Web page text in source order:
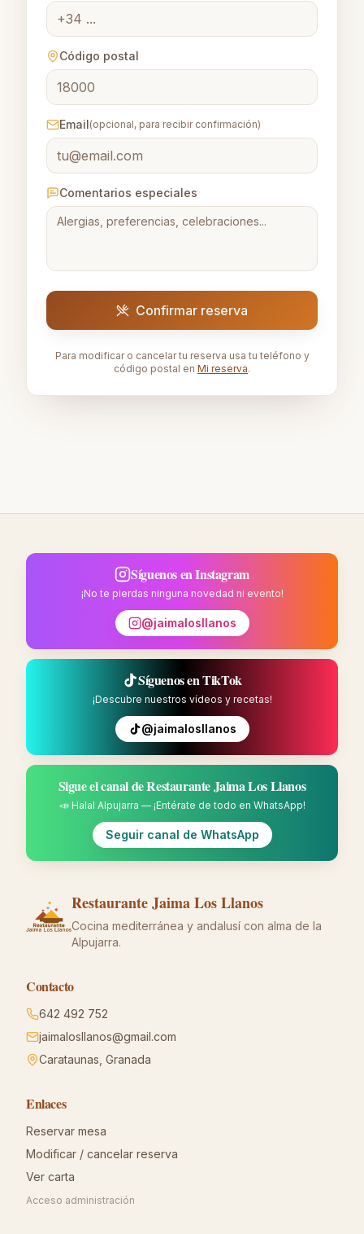
Código postal
Email(opcional, para recibir confirmación)
Comentarios especiales
Confirmar reserva
Para modificar o cancelar tu reserva usa tu teléfono y
código postal en Mi reserva.
Síguenos en Instagram
¡No te pierdas ninguna novedad ni evento!
@jaimalosllanos
Síguenos en TikTok
¡Descubre nuestros vídeos y recetas!
@jaimalosllanos
Sigue el canal de Restaurante Jaima Los Llanos
📣 Halal Alpujarra — ¡Entérate de todo en WhatsApp!
Seguir canal de WhatsApp
Restaurante Jaima Los Llanos
Cocina mediterránea y andalusí con alma de la
Alpujarra.
Contacto
642 492 752
jaimalosllanos@gmail.com
Carataunas, Granada
Enlaces
Reservar mesa
Modificar / cancelar reserva
Ver carta
Acceso administración